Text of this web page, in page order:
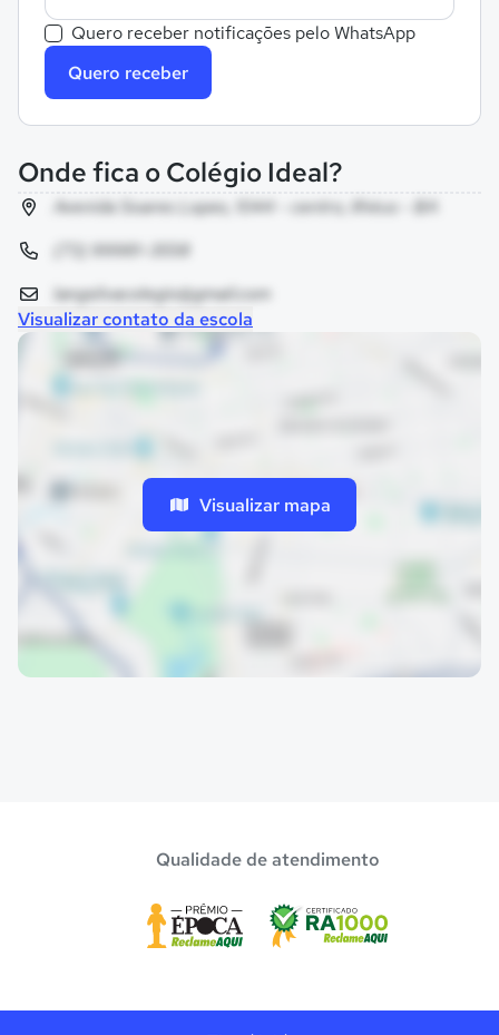
Quero receber notificações pelo WhatsApp
Quero receber
Onde fica o Colégio Ideal?
Avenida Soares Lopes, 1044 - centro, Ilhéus - BA
(73) 99981-3558
langsilvacolegio@gmail.com
Visualizar contato da escola
Visualizar mapa
Qualidade de atendimento